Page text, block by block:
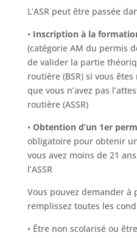
L’ASR peut être passée
• Inscription à la
(catégorie AM du permis
de valider la partie
routière (BSR) si vous
que vous n’avez pas
routière (ASSR)
• Obtention d’un 1er
obligatoire pour obtenir
vous avez moins de 21
l’ASSR
Vous pouvez demander à
remplissez toutes les
• Être non scolarisé ou